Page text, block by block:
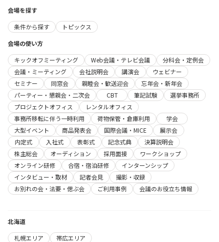
会場を探す
条件から探す
トピックス
会場の使い方
キックオフミーティング
Web会議・テレビ会議
分科会・定例会
会議・ミーティング
会社説明会 講演会
ウェビナー
セミナー
同窓会 親睦会・歓送迎会
忘年会・新年会
パーティー・懇親会・二次会
CBT 筆記試験
選挙事務所
プロジェクトオフィス
レンタルオフィス
事務所移転に伴う一時利用
荷物保管・倉庫利用
学会
大型イベント
商品発表会 国際会議・MICE
展示会
内定式
入社式 表彰式 記念式典
決算説明会
株主総会
オーディション 採用面接
ワークショップ
オンライン研修
合宿・宿泊研修
インターンシップ
インタビュー・取材
記者会見
撮影・収録
お別れの会・法要・偲ぶ会
ご利用事例 会議のお役立ち情報
北海道
札幌エリア
帯広エリア